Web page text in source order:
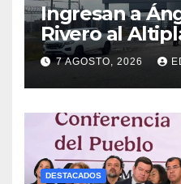
Ingresan a
Rivero al
presunta
evidencias de
Ayotzinapa
7 AGOSTO, 2026
DESTACADOS